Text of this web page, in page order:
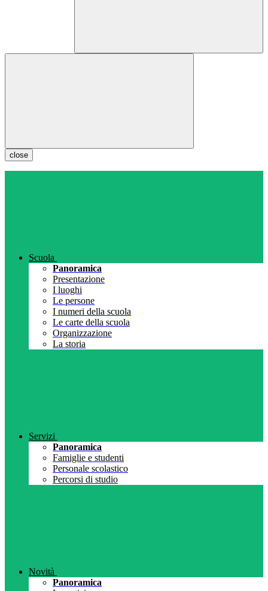
close
Scuola
Panoramica
Presentazione
I luoghi
Le persone
I numeri della scuola
Le carte della scuola
Organizzazione
La storia
Servizi
Panoramica
Famiglie e studenti
Personale scolastico
Percorsi di studio
Novità
Panoramica